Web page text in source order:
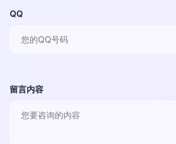
QQ
留言内容